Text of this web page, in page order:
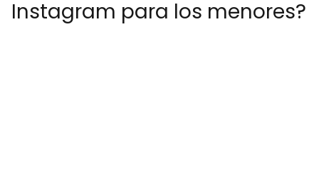
Instagram para los menores?